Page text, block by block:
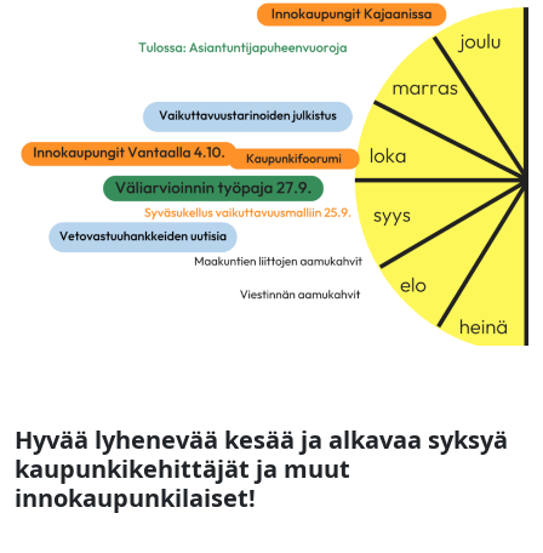
Hyvää lyhenevää kesää ja alkavaa syksyä
kaupunkikehittäjät ja muut
innokaupunkilaiset!